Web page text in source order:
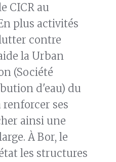
CICR au
plus activités
contre
la Urban
(Société
d'eau) du
renforcer ses
ainsi une
À Bor, le
les structures